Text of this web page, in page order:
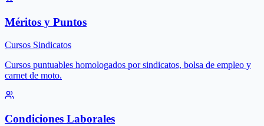
Méritos y Puntos
Cursos Sindicatos
Cursos puntuables homologados por sindicatos, bolsa de empleo y
carnet de moto.
Condiciones Laborales